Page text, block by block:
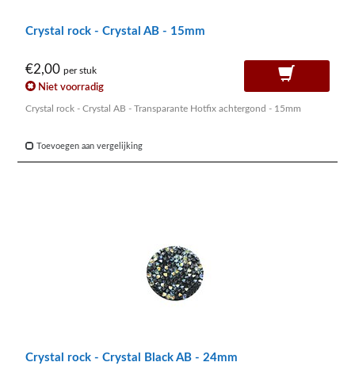
Crystal rock - Crystal AB - 15mm
€2,00 per stuk
Niet voorradig
Crystal rock - Crystal AB - Transparante Hotfix achtergond - 15mm
Toevoegen aan vergelijking
Crystal rock - Crystal Black AB - 24mm